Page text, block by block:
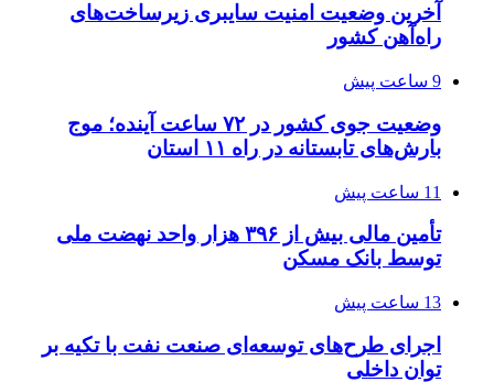
آخرین وضعیت امنیت سایبری زیرساخت‌های
راه‌آهن کشور
9 ساعت پیش
وضعیت جوی کشور در ۷۲ ساعت آینده؛ موج
بارش‌های تابستانه در راه ۱۱ استان
11 ساعت پیش
تأمین مالی بیش از ۳۹۶ هزار واحد نهضت ملی
توسط بانک مسکن
13 ساعت پیش
اجرای طرح‌های توسعه‌ای صنعت نفت با تکیه بر
توان داخلی